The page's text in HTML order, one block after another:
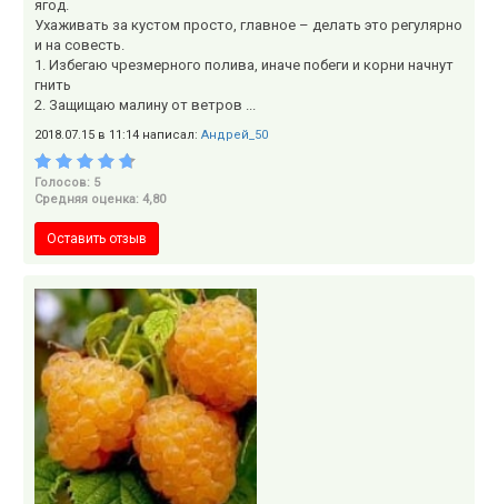
ягод.
Ухаживать за кустом просто, главное – делать это регулярно
и на совесть.
1. Избегаю чрезмерного полива, иначе побеги и корни начнут
гнить
2. Защищаю малину от ветров ...
2018.07.15 в 11:14 написал: Андрей_50
Голосов: 5
Средняя оценка: 4,80
Оставить отзыв